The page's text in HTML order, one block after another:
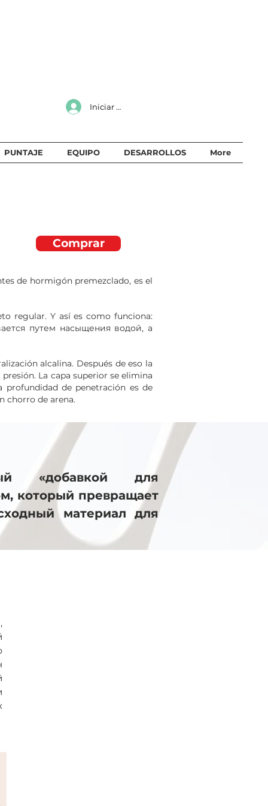
Iniciar sesión
PUNTAJE EQUIPO DESARROLLOS More
Comprar
de hormigón premezclado, es el
regular. Y así es como funciona:
путем насыщения водой, а
alcalina. Después de eso la
La capa superior se elimina
de penetración es de
chorro de arena.
«добавкой для
который превращает
материал для